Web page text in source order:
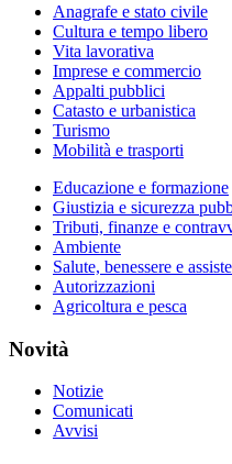
Anagrafe e stato civile
Cultura e tempo libero
Vita lavorativa
Imprese e commercio
Appalti pubblici
Catasto e urbanistica
Turismo
Mobilità e trasporti
Educazione e formazione
Giustizia e sicurezza
Tributi, finanze e
Ambiente
Salute, benessere e
Autorizzazioni
Agricoltura e pesca
Novità
Notizie
Comunicati
Avvisi